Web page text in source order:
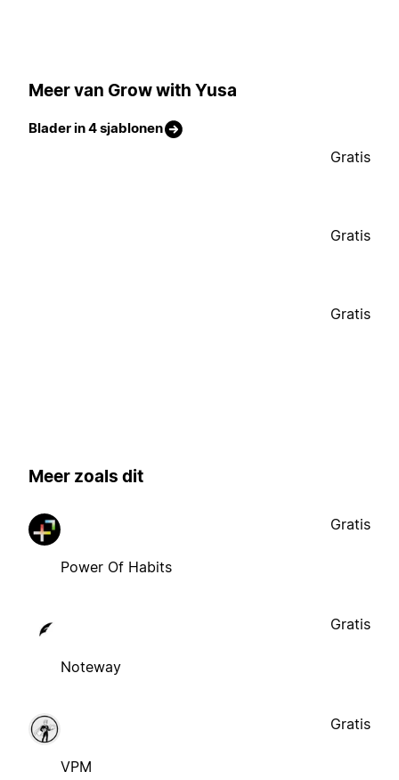
Meer van Grow with Yusa
Blader in 4 sjablonen
Gratis
Gratis
Gratis
Meer zoals dit
Power Of Habits
Gratis
Noteway
Gratis
VPM
Gratis